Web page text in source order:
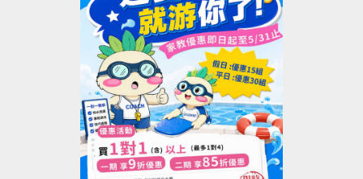
◆ 第三名｜2,000元
◆ 報名截止｜即日起至 6/12（五）21:30止
◆ 報名方式：1F 櫃台臨櫃報名
◆ 保證金：$100／隊
※報名請攜帶身分證影本或戶口名簿